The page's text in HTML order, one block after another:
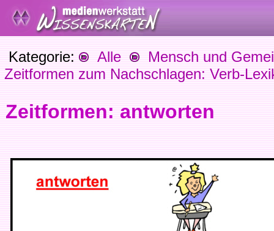
Kategorie: Alle
Mensch und
Zeitformen zum Nachschlagen: Verb-
Zeitformen: antworten